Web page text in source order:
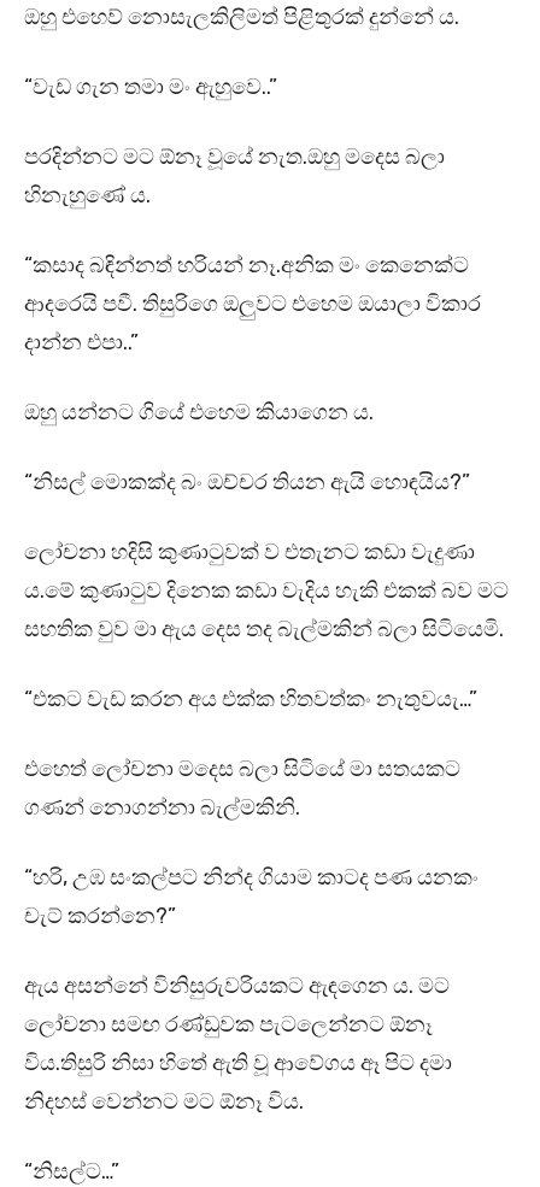
ඔහු එහෙව් නොසැලකිලිමත් පිළිතුරක් දුන්නේ ය.
“වැඩ ගැන තමා මං ඇහුවෙ..”
පරදින්නට මට ඕනෑ වූයේ නැත.ඔහු මදෙස බලා
හිනැහුණේ ය.
“කසාද බඳින්නත් හරියන් නෑ.අනික මං කෙනෙක්ට
ආදරෙයි පවී. තිසුරිගෙ ඔලුවට එහෙම ඔයාලා විකාර
දාන්න එපා..”
ඔහු යන්නට ගියේ එහෙම කියාගෙන ය.
“නිසල් මොකක්ද බං ඔච්චර තියන ඇයි හොඳයිය?”
ලෝචනා හදිසි කුණාටුවක් ව එතැනට කඩා වැදුණා
ය.මේ කුණාටුව දිනෙක කඩා වැදිය හැකි එකක් බව මට
සහතික වුව මා ඇය දෙස තද බැල්මකින් බලා සිටියෙමි.
“එකට වැඩ කරන අය එක්ක හිතවත්කං නැතුවයැ…”
එහෙත් ලෝචනා මදෙස බලා සිටියේ මා සතයකට
ගණන් නොගන්නා බැල්මකිනි.
“හරි, උඹ සංකල්පට නින්ද ගියාම කාටද පණ යනකං
චැට් කරන්නෙ?”
ඇය අසන්නේ විනිසුරුවරියකට ඇඳගෙන ය. මට
ලෝචනා සමඟ රණ්ඩුවක පැටලෙන්නට ඕනෑ
විය.තිසුරි නිසා හිතේ ඇති වූ ආවේගය ඈ පිට දමා
නිදහස් වෙන්නට මට ඕනෑ විය.
“නිසල්ට…”